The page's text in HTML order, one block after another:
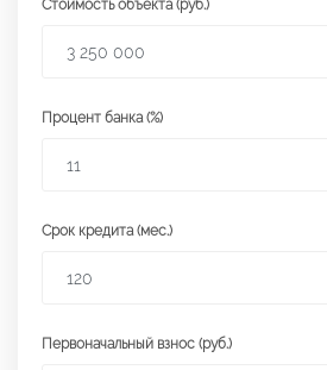
Стоимость объекта (руб.)
Процент банка (%)
Срок кредита (мес.)
Первоначальный взнос (руб.)